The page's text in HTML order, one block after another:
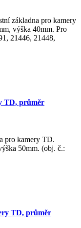
základna pro kamery
výška 40mm. Pro
21446, 21448,
TD, průměr
pro kamery TD.
50mm. (obj. č.:
TD, průměr